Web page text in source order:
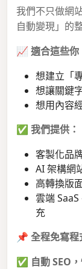
我們不只做網
自動變現」的
📈 適合這些你
想建立「
想讓關鍵
想用內容
✅ 我們提供：
客製化品
AI 架構網
高轉換版
雲端
充
📌 全程免寫程
✅ 自動 SEO